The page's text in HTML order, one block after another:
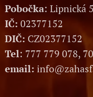
Pobočka: Lipnická
IČ: 02377152
DIČ: CZ02377152
Tel: 777 779 078,
email: